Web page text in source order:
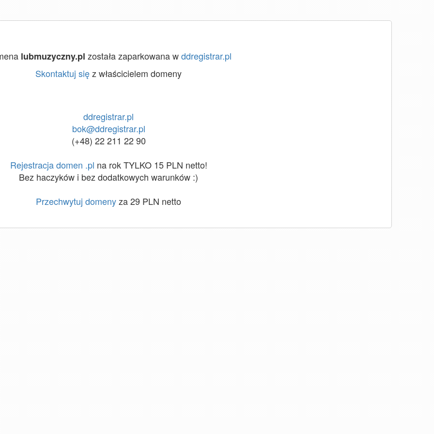
lubmuzyczny.pl została zaparkowana wddregistrar.pl
Skontaktuj sięz właścicielem domeny
ddregistrar.pl
bok@ddregistrar.pl
(+48) 22 211 22 90
Rejestracja domen .pl na rok TYLKO 15 PLN netto!
Bez haczyków i bez dodatkowych warunków :)
Przechwytuj domenyza 29 PLN netto